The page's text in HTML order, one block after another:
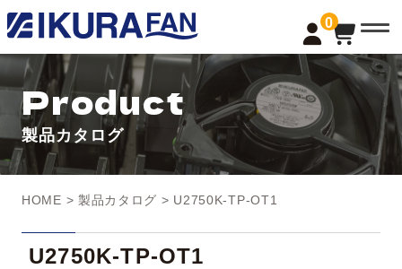
0
t
o
g
l
e
a
v
i
g
a
n
Product
製品カタログ
HOME > 製品カタログ > U2750K-TP-OT1
U2750K-TP-OT1